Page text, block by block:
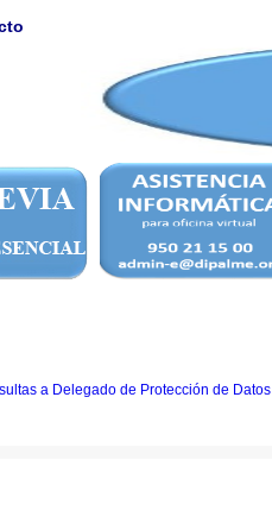
a Delegado de Protección de Datos